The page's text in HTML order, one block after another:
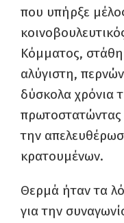
που υπήρξε
Κόμματος,
αλύγιστη,
δύσκολα χρόνια
πρωτοστατώντας
την
κρατουμένων.
Θερμά ήταν τα
για την